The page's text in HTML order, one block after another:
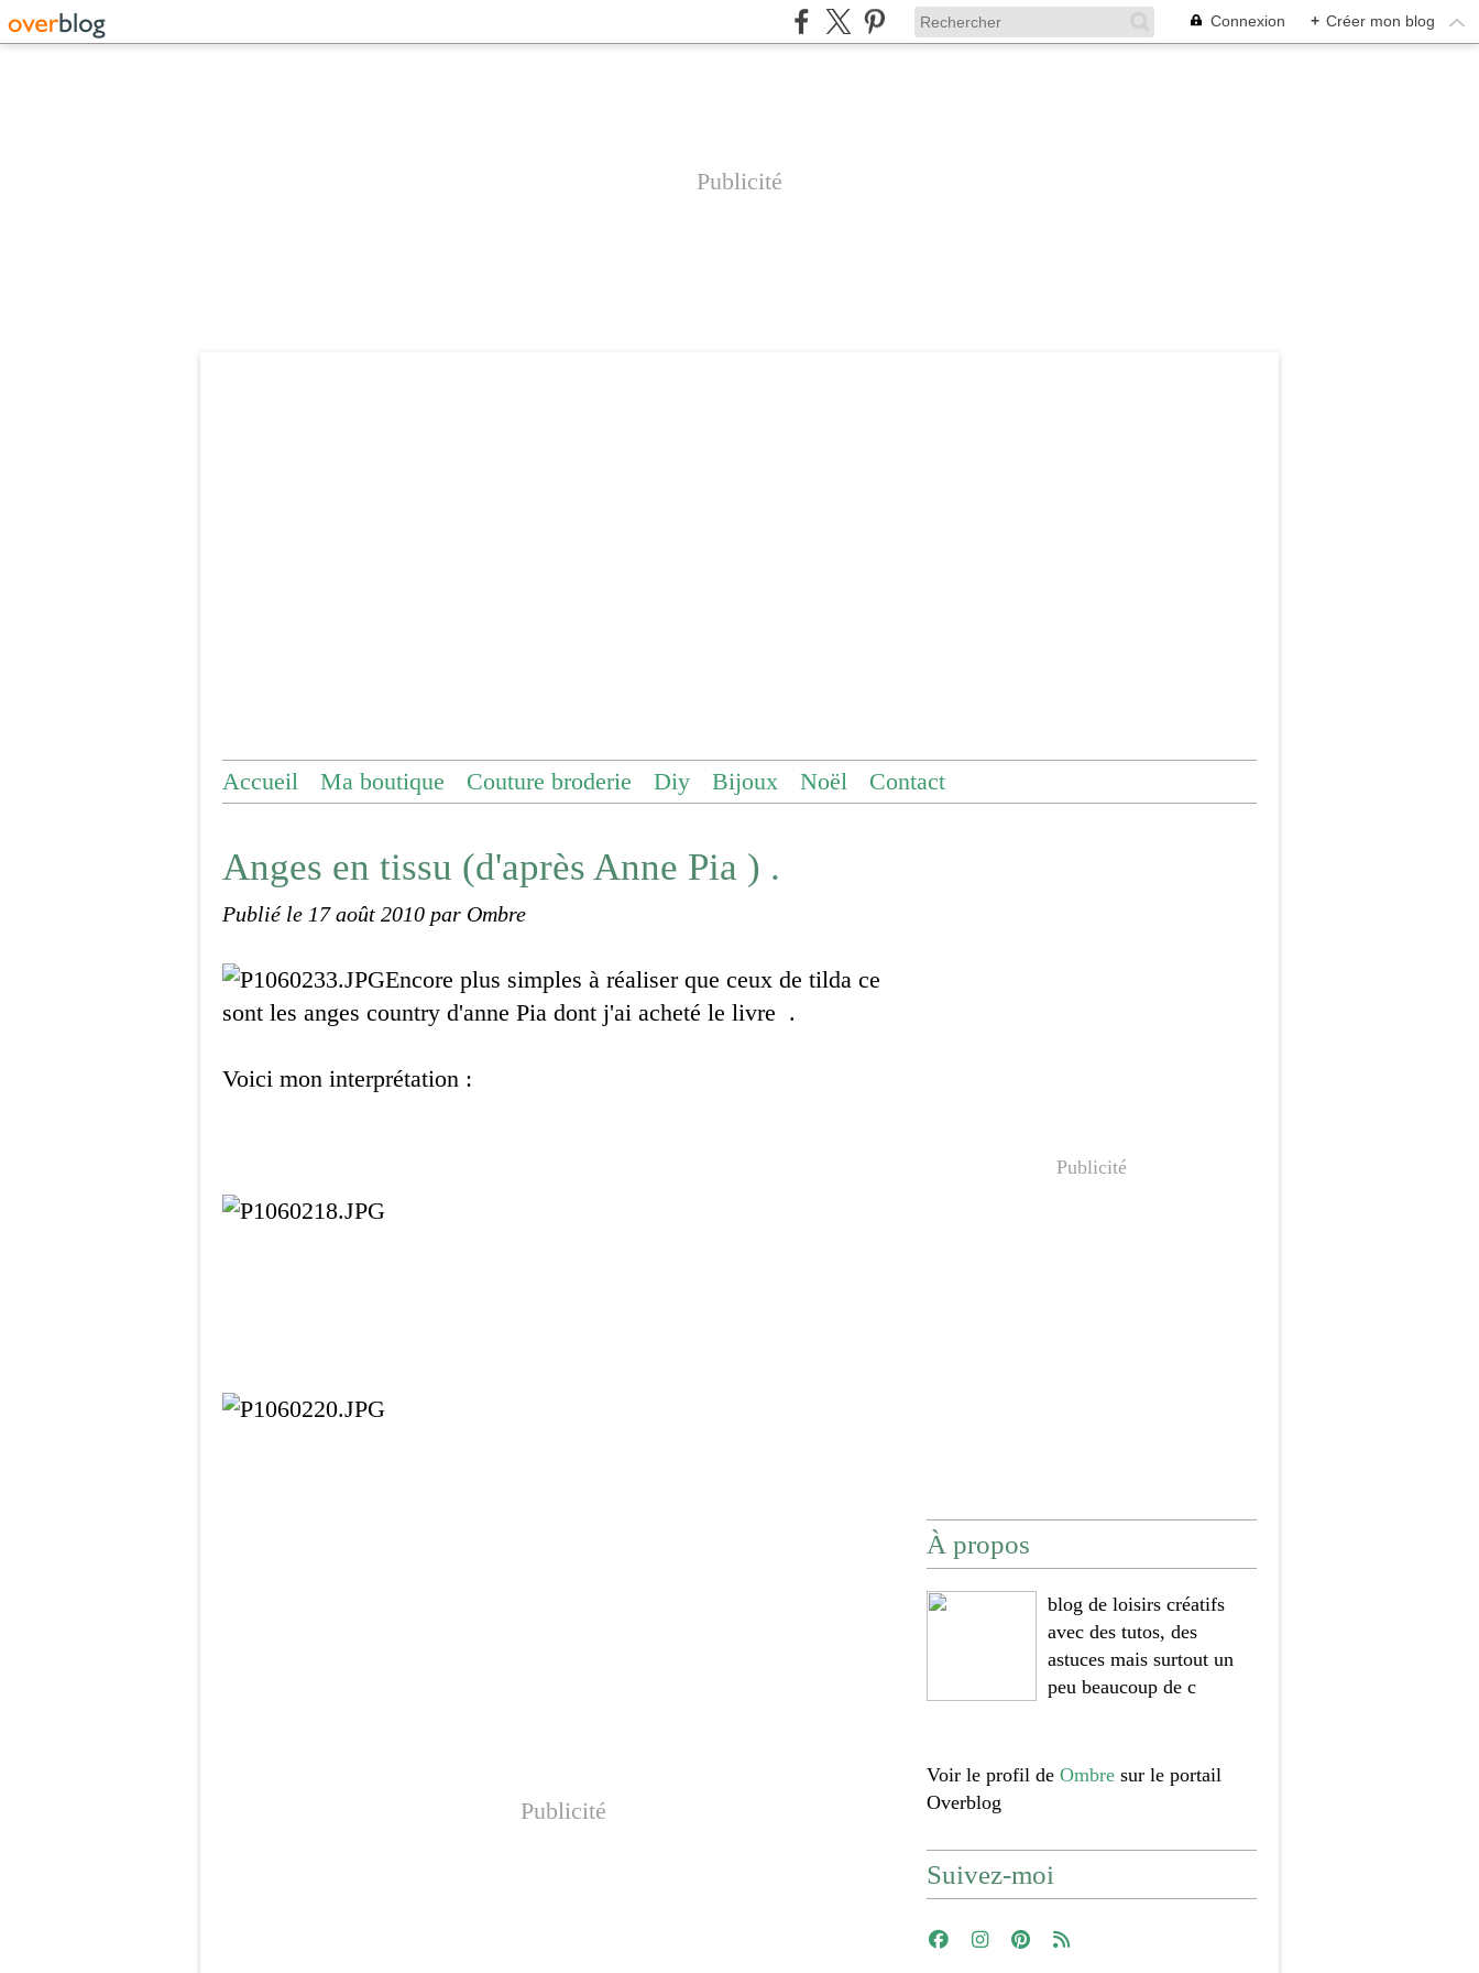
Connexion + Créer mon blog
Publicité
Accueil Ma boutique Couture broderie Diy Bijoux Noël Contact
Anges en tissu (d'après Anne Pia ) .
Publié le 17 août 2010 par Ombre
Encore plus simples à réaliser que ceux de tilda ce
sont les anges country d'anne Pia dont j'ai acheté le livre .
Voici mon interprétation :
Publicité
Publicité
À propos
blog de loisirs créatifs
avec des tutos, des
astuces mais surtout un
peu beaucoup de c
Voir le profil de Ombre sur le portail
Overblog
Suivez-moi